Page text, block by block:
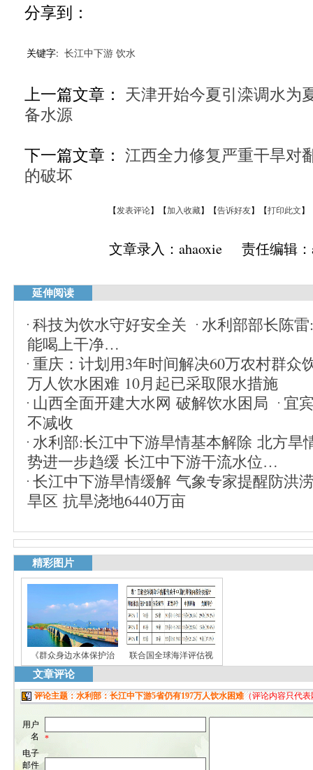
分享到：
关键字: 长江中下游 饮水
上一篇文章： 天津开始今夏引滦调水为
备水源
下一篇文章： 江西全力修复严重干旱对
的破坏
【发表评论】【加入收藏】【告诉好友】【打印此文】
文章录入：ahaoxie 责任编辑
延伸阅读
科技为饮水守好安全关
水利部部长陈
能喝上干净…
重庆：计划用3年时间解决60万农村群众
万人饮水困难 10月起已采取限水措施
山西全面开建大水网 破解饮水困局
宜
不减收
水利部:长江中下游旱情基本解除 北方
势进一步趋缓 长江中下游干流水位…
长江中下游旱情缓解 气象专家提醒防洪
旱区 抗旱浇地6440万亩
精彩图片
《群众身边水体保护治 联合国全球海洋评估视
文章评论